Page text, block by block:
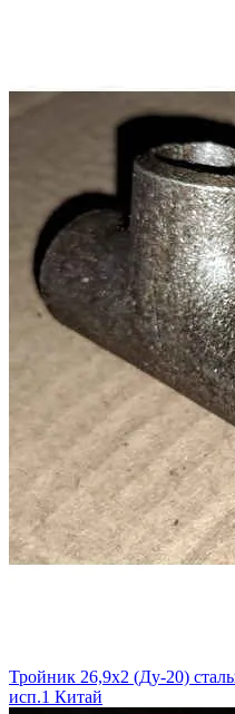
Тройник 26,9х2 (Ду-20)
исп.1 Китай